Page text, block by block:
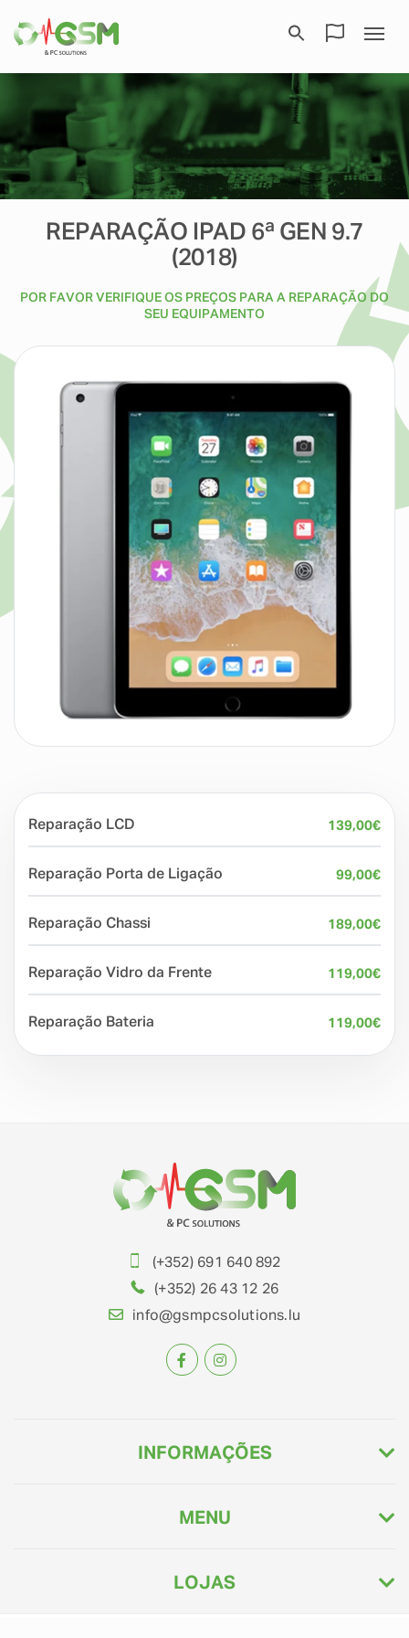
REPARAÇÃO IPAD 6ª GEN 9.7
(2018)
POR FAVOR VERIFIQUE OS PREÇOS PARA A REPARAÇÃO DO
SEU EQUIPAMENTO
Reparação LCD 139,00€
Reparação Porta de Ligação 99,00€
Reparação Chassi 189,00€
Reparação Vidro da Frente 119,00€
Reparação Bateria 119,00€
(+352) 691 640 892
(+352) 26 43 12 26
info@gsmpcsolutions.lu
INFORMAÇÕES
MENU
LOJAS